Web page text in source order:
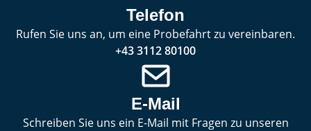
Telefon
Rufen Sie uns an, um eine Probefahrt zu vereinbaren.
+43 3112 80100
E-Mail
Schreiben Sie uns ein E-Mail mit Fragen zu unseren